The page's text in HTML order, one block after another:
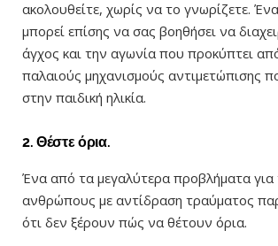
ακολουθείτε, χωρίς να το γνωρίζετε.
μπορεί επίσης να σας βοηθήσει να
άγχος και την αγωνία που προκύπτει
παλαιούς μηχανισμούς αντιμετώπισης
στην παιδική ηλικία.
2. Θέστε όρια.
Ένα από τα μεγαλύτερα προβλήματα για
ανθρώπους με αντίδραση τραύματος
ότι δεν ξέρουν πώς να θέτουν όρια.